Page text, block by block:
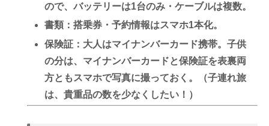
ので、バッテリーは1台のみ・ケーブルは複数。
書類：搭乗券・予約情報はスマホ1本化。
保険証：大人はマイナンバーカード携帯。子供
の分は、マイナンバーカードと保険証を表裏両
方ともスマホで写真に撮っておく。（子連れ旅
は、貴重品の数を少なくしたい！）